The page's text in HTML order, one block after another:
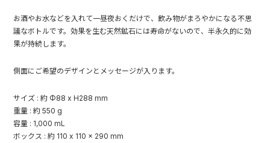
お酒やお水などを入れて一昼夜おくだけで、飲み物がまろやかになる不思
議なボトルです。効果を生む天然鉱石には寿命がないので、半永久的に効
果が持続します。
側面にご希望のデザインとメッセージが入ります。
サイズ : 約 Φ88 x H288 mm
重量 : 約 550 g
容量 : 1,000 mL
ボックス : 約 110 x 110 x 290 mm